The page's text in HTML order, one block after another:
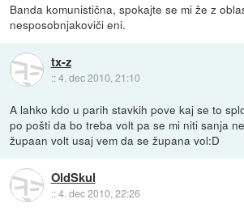
Banda komunistična, spokajte se mi že z
nesposobnjakoviči eni.
tx-z
::4. dec 2010, 21:10
A lahko kdo u parih stavkih pove kaj se to
po pošti da bo treba volt pa se mi niti sanja
župaan volt usaj vem da se župana vol:D
OldSkul
::4. dec 2010, 22:26